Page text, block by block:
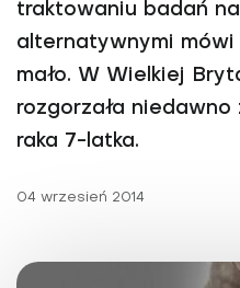
traktowaniu badań
alternatywnymi
mało. W Wielkiej
rozgorzała
raka 7-latka.
04 wrzesień 2014